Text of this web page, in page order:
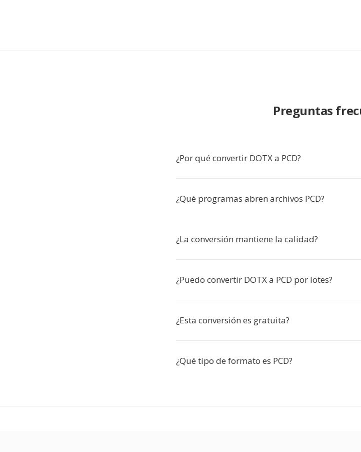
Preguntas
¿Por qué convertir DOTX a PCD?
¿Qué programas abren archivos PCD?
¿La conversión mantiene la calidad?
¿Puedo convertir DOTX a PCD por lotes?
¿Esta conversión es gratuita?
¿Qué tipo de formato es PCD?